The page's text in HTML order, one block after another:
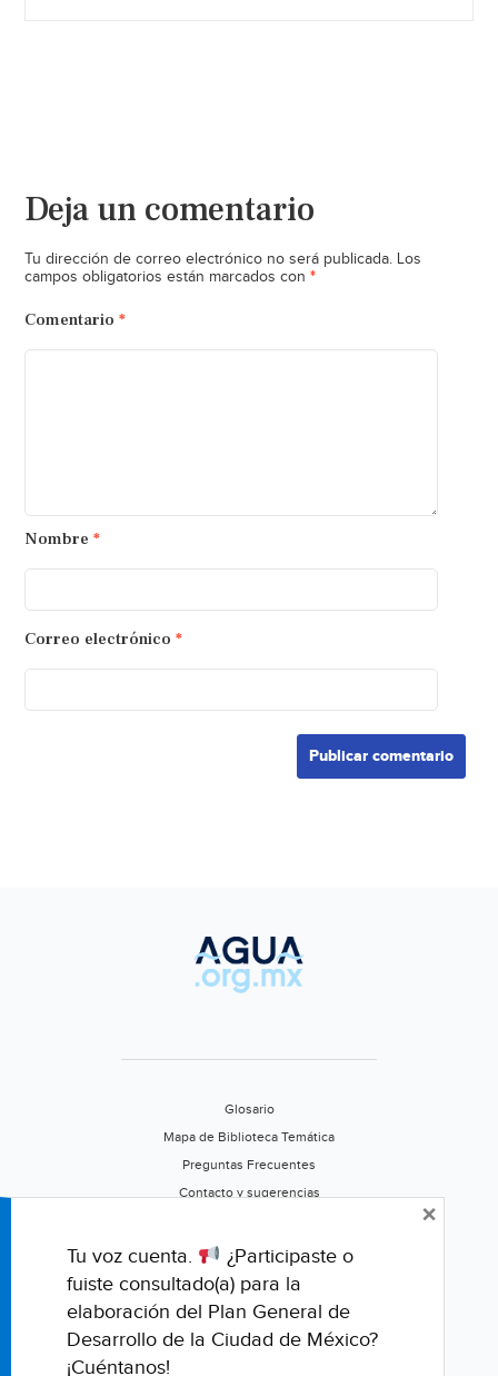
Deja un comentario
Tu dirección de correo electrónico no será publicada. Los
campos obligatorios están marcados con *
Comentario *
Nombre *
Correo electrónico *
Glosario
Mapa de Biblioteca Temática
Preguntas Frecuentes
Contacto y sugerencias
Califica este portal
Tu voz cuenta.
¿Participaste o
fuiste consultado(a) para la
elaboración del Plan General de
Desarrollo de la Ciudad de México?
¡Cuéntanos!
×